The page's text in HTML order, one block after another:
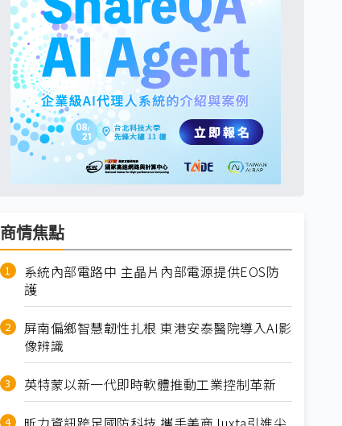
商情焦點
系統內部電路中 主晶片內部電源提供EOS防
護
屏南偏鄉智慧韌性扎根 東港安泰醫院導入AI影
像辨識
英特蒙以新一代即時軟體推動工業控制革新